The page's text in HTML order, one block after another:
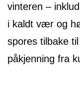
vinteren –
i kaldt vær og
spores tilbake
påkjenning fra